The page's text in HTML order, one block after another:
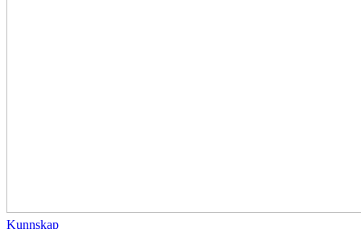
Kunnskap